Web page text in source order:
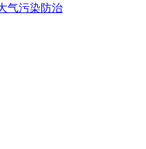
气污染防治